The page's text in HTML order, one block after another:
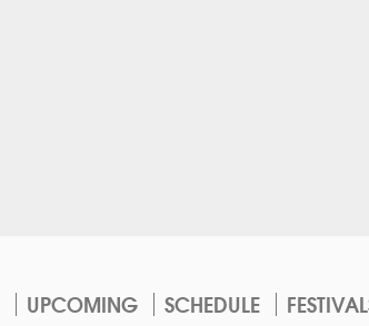
UPCOMING SCHEDULE